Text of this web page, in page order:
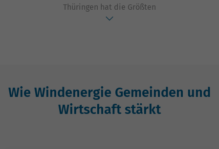
Thüringen hat die Größten
Wie Windenergie Gemeinden und
Wirtschaft stärkt